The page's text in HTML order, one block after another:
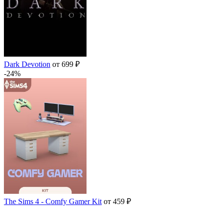
Dark Devotion от 699 ₽
-24%
The Sims 4 - Comfy Gamer Kit от 459 ₽